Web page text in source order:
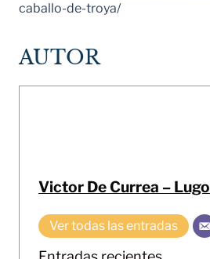
caballo-de-troya/
AUTOR
Victor De Currea – Lugo
Ver todas las entradas